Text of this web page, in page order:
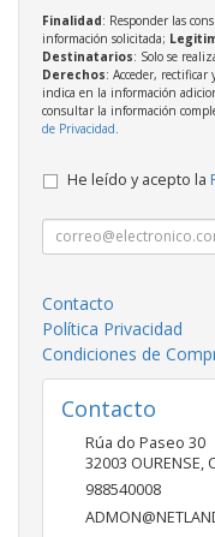
Finalidad: Responder las
información solicitada;
Destinatarios: Solo se
Derechos: Acceder, rectificar
indica en la información
consultar la información
de Privacidad
He leído y acepto la
Contacto
Política Privacidad
Condiciones de
Contacto
Rúa do Paseo 30
32003 OURENSE,
988540008